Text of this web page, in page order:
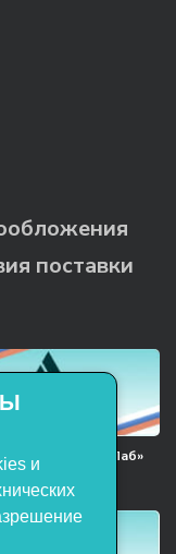
поставки
НТП «ЭнергияЛаб»
реестр
РФ
и